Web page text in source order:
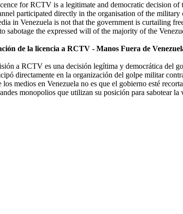
for RCTV is a legitimate and democratic decision
participated directly in the organisation of the
in Venezuela is not that the government is curtailing
the expressed will of the majority of the
de la licencia a RCTV - Manos Fuera de
a RCTV es una decisión legítima y democrática del
directamente en la organización del golpe militar
medios en Venezuela no es que el gobierno esté
monopolios que utilizan su posición para sabotear